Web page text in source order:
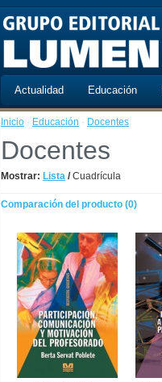
Actualidad Educación
Inicio · Educación · Docentes
Docentes
Mostrar: Lista /Cuadrícula
Comparación del producto (0)